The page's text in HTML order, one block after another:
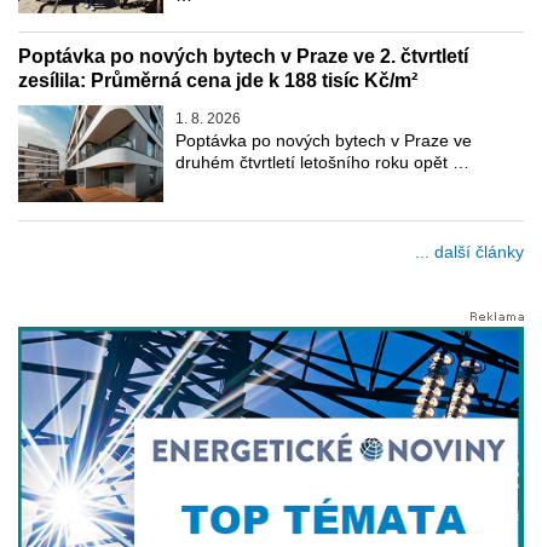
Poptávka po nových bytech v Praze ve 2. čtvrtletí
zesílila: Průměrná cena jde k 188 tisíc Kč/m²
1. 8. 2026
Poptávka po nových bytech v Praze ve
druhém čtvrtletí letošního roku opět …
... další články